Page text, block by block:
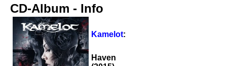
CD-Album - Info
Kamelot:
Haven